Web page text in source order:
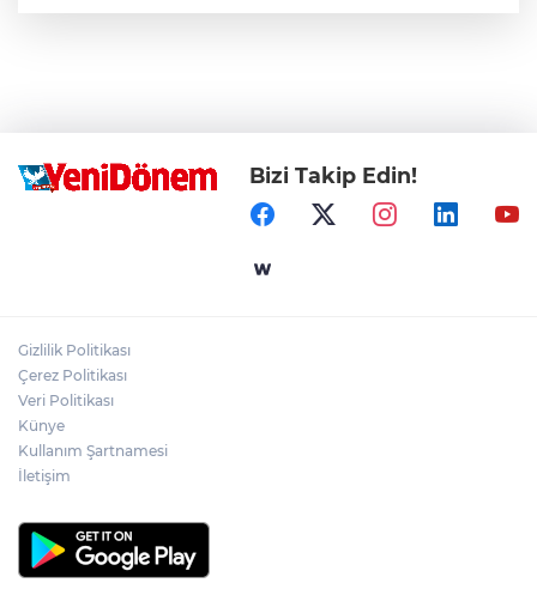
Bizi Takip Edin!
Gizlilik Politikası
Çerez Politikası
Veri Politikası
Künye
Kullanım Şartnamesi
İletişim